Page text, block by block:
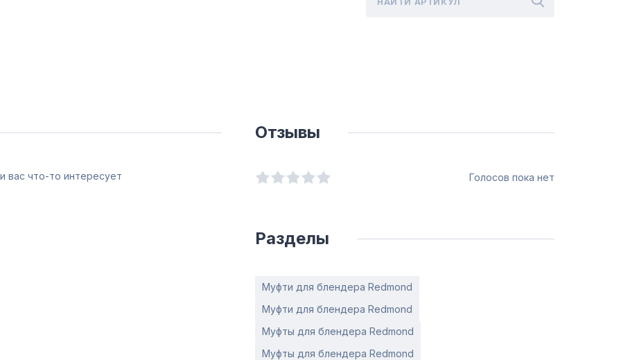
вас что-то интересует
Отзывы
Голосов пока нет
Разделы
Муфти для блендера Redmond
Муфти для блендера Redmond
Муфты для блендера Redmond
Муфты для блендера Redmond